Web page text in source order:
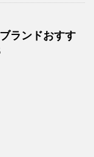
ランドおすす